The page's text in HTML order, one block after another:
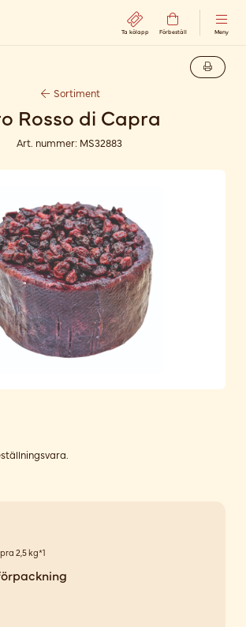
Ta kölapp Förbeställ Meny
Sortiment
Rosso di Capra
Art. nummer: MS32883
2,5 kg*1